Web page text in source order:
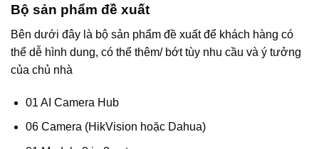
Bộ sản phẩm đề xuất
Bên dưới đây là bộ sản phẩm đề xuất để khách hàng có
thể dễ hình dung, có thể thêm/ bớt tùy nhu cầu và ý tưởng
của chủ nhà
01 AI Camera Hub
06 Camera (HikVision hoặc Dahua)